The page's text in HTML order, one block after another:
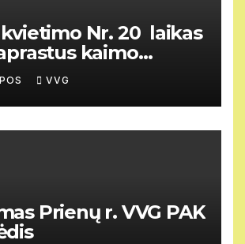
Nr. 20 laikas
kaimo
projektus
VVG
Prienų r. VVG PAK